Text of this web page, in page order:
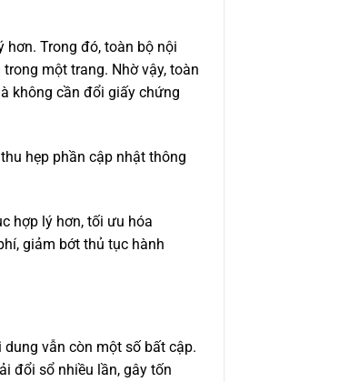
Trong đó, toàn bộ nội
một trang. Nhờ vậy, toàn
không cần đổi giấy chứng
hẹp phần cập nhật thông
hợp lý hơn, tối ưu hóa
giảm bớt thủ tục hành
vẫn còn một số bất cập.
đổi sổ nhiều lần, gây tốn